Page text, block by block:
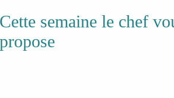
Cette semaine le chef
propose